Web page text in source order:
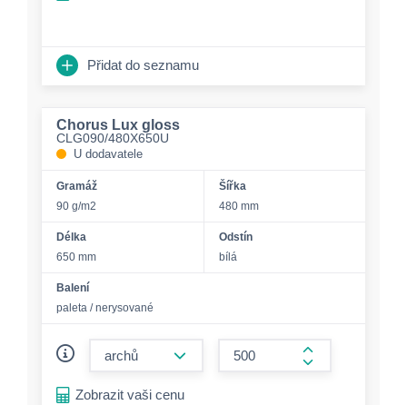
Přidat do seznamu
Chorus Lux gloss
CLG090/480X650U
U dodavatele
Gramáž
90 g/m2
Šířka
480 mm
Délka
650 mm
Odstín
bílá
Balení
paleta / nerysované
form.increase-
Zobrazit vaši cenu